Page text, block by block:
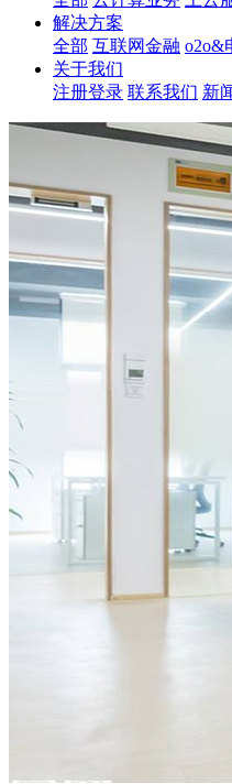
解决方案
全部 互联网金融 o2o&
关于我们
注册登录 联系我们 新